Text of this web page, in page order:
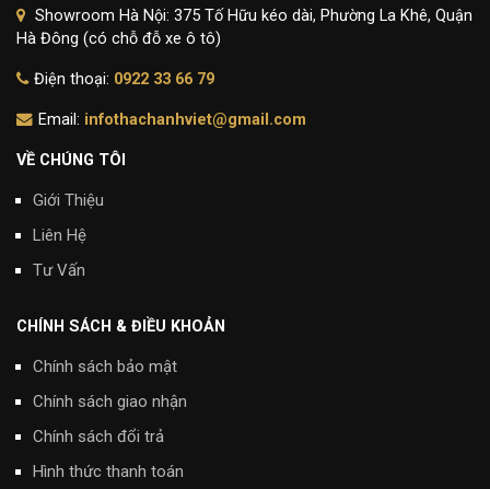
Showroom Hà Nội: 375 Tố Hữu kéo dài, Phường La Khê, Quận
Hà Đông (có chỗ đỗ xe ô tô)
Điện thoại: 0922 33 66 79
Email: infothachanhviet@gmail.com
VỀ CHÚNG TÔI
Giới Thiệu
Liên Hệ
Tư Vấn
CHÍNH SÁCH & ĐIỀU KHOẢN
Chính sách bảo mật
Chính sách giao nhận
Chính sách đổi trả
Hình thức thanh toán